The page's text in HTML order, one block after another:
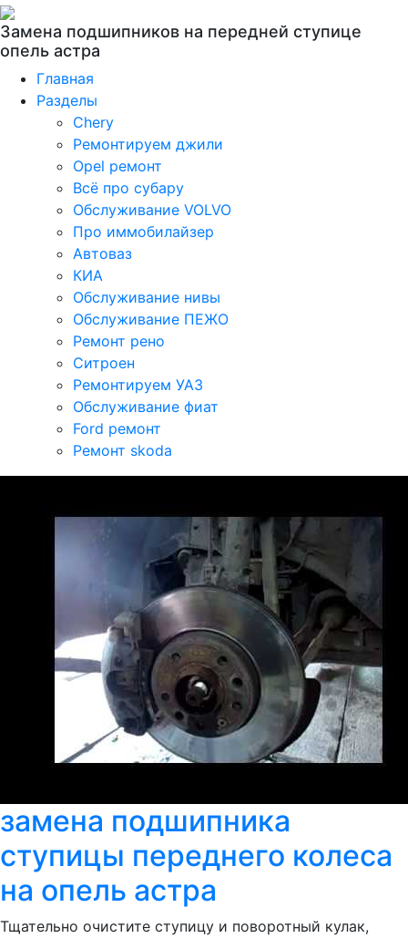
Замена подшипников на передней ступице
опель астра
Главная
Разделы
Chery
Ремонтируем джили
Opel ремонт
Всё про субару
Обслуживание VOLVO
Про иммобилайзер
Автоваз
КИА
Обслуживание нивы
Обслуживание ПЕЖО
Ремонт рено
Ситроен
Ремонтируем УАЗ
Обслуживание фиат
Ford ремонт
Ремонт skoda
замена подшипника
ступицы переднего колеса
на опель астра
Тщательно очистите ступицу и поворотный кулак,